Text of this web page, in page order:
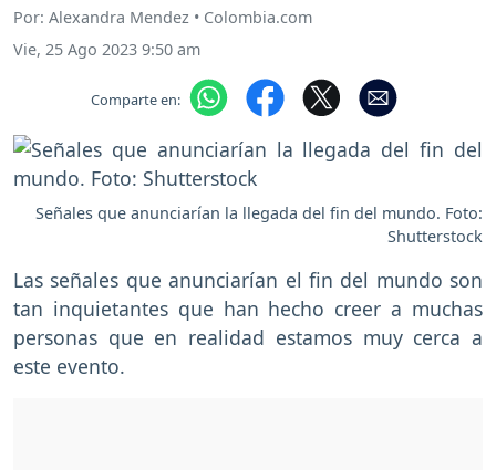
Por: Alexandra Mendez • Colombia.com
Vie, 25 Ago 2023 9:50 am
Comparte en:
Señales que anunciarían la llegada del fin del mundo. Foto:
Shutterstock
Las señales que anunciarían el fin del mundo son
tan inquietantes que han hecho creer a muchas
personas que en realidad estamos muy cerca a
este evento.